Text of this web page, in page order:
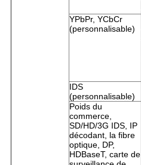
YPbPr, YCbCr
(personnalisable)
IDS
(personnalisable)
Poids du
commerce,
SD/HD/3G IDS, IP
décodant, la fibre
optique, DP,
HDBaseT, carte de